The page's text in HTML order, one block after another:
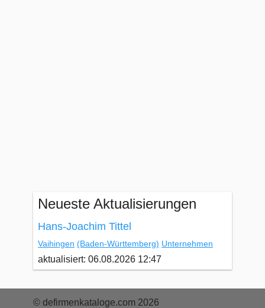
Neueste Aktualisierungen
Hans-Joachim Tittel
Vaihingen (Baden-Württemberg) Unternehmen
aktualisiert: 06.08.2026 12:47
© defirmenkataloge.com 2026